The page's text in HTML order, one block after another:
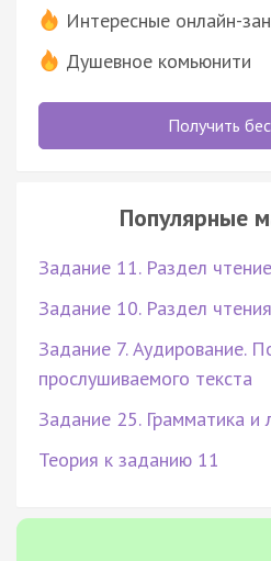
Интересные онлайн-
Душевное комьюнити
Получить
Популярные
Задание 11. Раздел
Задание 10. Раздел
Задание 7. Аудирование.
прослушиваемого текста
Задание 25. Грамматика и
Теория к заданию 11